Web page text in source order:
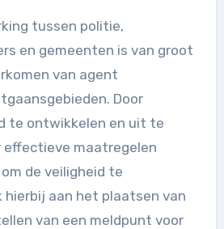
tussen politie,
en gemeenten is van groot
van agent
Door
te ontwikkelen en uit te
effectieve maatregelen
de veiligheid te
hierbij aan het plaatsen van
van een meldpunt voor